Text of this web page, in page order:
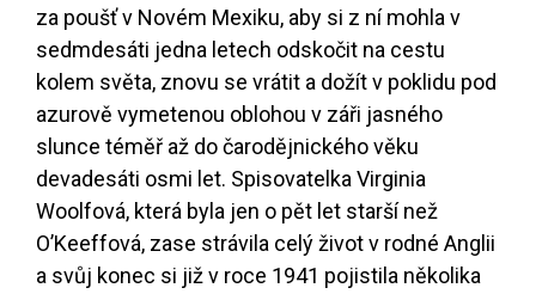
za poušť v Novém Mexiku, aby si z ní mohla v
sedmdesáti jedna letech odskočit na cestu
kolem světa, znovu se vrátit a dožít v poklidu pod
azurově vymetenou oblohou v záři jasného
slunce téměř až do čarodějnického věku
devadesáti osmi let. Spisovatelka Virginia
Woolfová, která byla jen o pět let starší než
O’Keeffová, zase strávila celý život v rodné Anglii
a svůj konec si již v roce 1941 pojistila několika